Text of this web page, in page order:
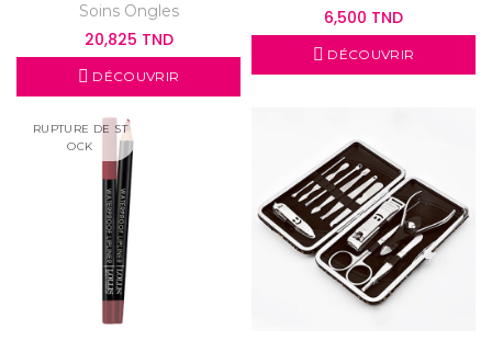
Soins Ongles
20,825 TND
DÉCOUVRIR
6,500 TND
DÉCOUVRIR
RUPTURE DE ST
OCK